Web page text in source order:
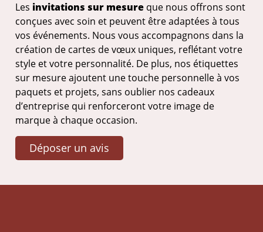
Les invitations sur mesure que nous offrons sont
conçues avec soin et peuvent être adaptées à tous
vos événements. Nous vous accompagnons dans la
création de cartes de vœux uniques, reflétant votre
style et votre personnalité. De plus, nos étiquettes
sur mesure ajoutent une touche personnelle à vos
paquets et projets, sans oublier nos cadeaux
d’entreprise qui renforceront votre image de
marque à chaque occasion.
Déposer un avis